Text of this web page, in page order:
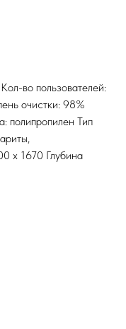
во пользователей:
очистки: 98%
полипропилен Тип
x 1670 Глубина